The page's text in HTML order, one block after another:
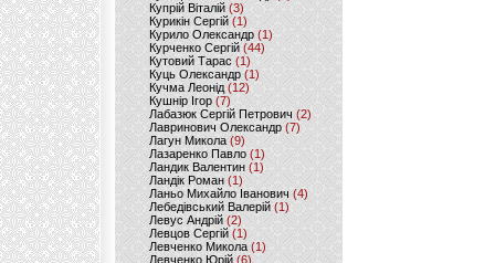
Купрій Віталій (3)
Курикін Сергій(1)
Курило Олександр (1)
Курченко Сергій (44)
Кутовий Тарас (1)
Куць Олександр (1)
Кучма Леонід (12)
Кушнір Ігор(7)
Лабазюк Сергій Петрович (2)
Лавринович Олександр(7)
Лагун Микола(9)
Лазаренко Павло (1)
Ландик Валентин (1)
Ландік Роман (1)
Ланьо Михайло Іванович(4)
Лебедівський Валерій(1)
Левус Андрій(2)
Левцов Сергій (1)
Левченко Микола (1)
Левченко Юрій (6)